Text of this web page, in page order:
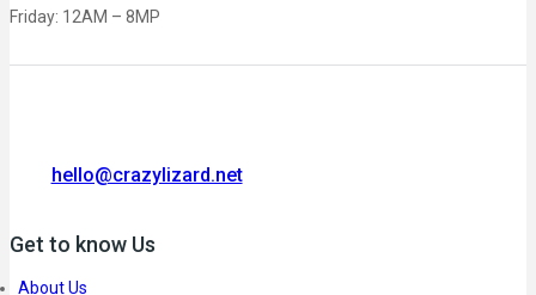
Friday: 12AM – 8MP
hello@crazylizard.net
Get to know Us
About Us